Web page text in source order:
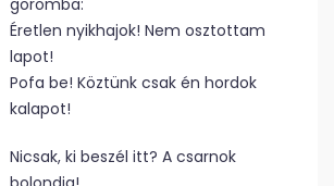
goromba:
Éretlen nyikhajok! Nem osztottam
lapot!
Pofa be! Köztünk csak én hordok
kalapot!
Nicsak, ki beszél itt? A csarnok